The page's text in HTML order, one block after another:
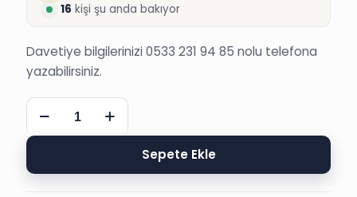
16 kişi şu anda bakıyor
Davetiye bilgilerinizi 0533 231 94 85 nolu telefona
yazabilirsiniz.
ERDEM
SÜNNET
80924
DÜĞÜN
Sepete Ekle